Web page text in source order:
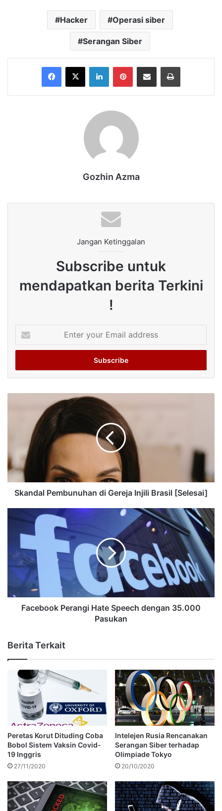
Hacker Operasi siber
Serangan Siber
Facebook
X LinkedInPinterestShare via Email Print
Gozhin Azma
Jangan Ketinggalan
Subscribe untuk
mendapatkan berita Terkini
!
your
Email
Skandal Pembunuhan di Gereja Injili Brasil [Selesai]
Facebook Perangi Hate Speech dengan 35.000
Pasukan
Berita Terkait
Peretas Korut Dituding Coba
Bobol Sistem Vaksin Covid-
19 Inggris
27/11/2020
Intelejen Rusia Rencanakan
Serangan Siber terhadap
Olimpiade Tokyo
20/10/2020